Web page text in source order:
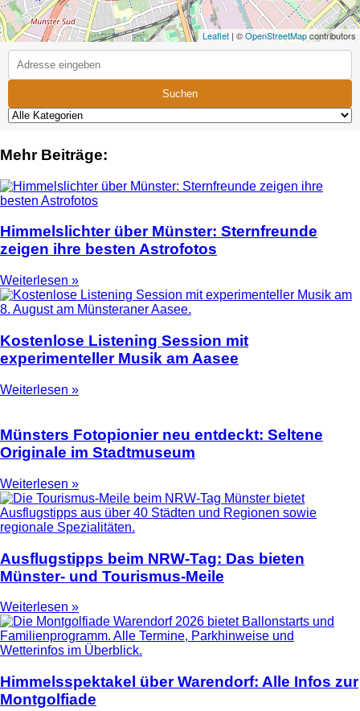
Leaflet | ©OpenStreetMapcontributors
Suchen
Mehr Beiträge:
Himmelslichter über Münster: Sternfreunde
zeigen ihre besten Astrofotos
Weiterlesen »
Kostenlose Listening Session mit
experimenteller Musik am Aasee
Weiterlesen »
Münsters Fotopionier neu entdeckt: Seltene
Originale im Stadtmuseum
Weiterlesen »
Ausflugstipps beim NRW-Tag: Das bieten
Münster- und Tourismus-Meile
Weiterlesen »
Himmelsspektakel über Warendorf: Alle Infos zur
Montgolfiade